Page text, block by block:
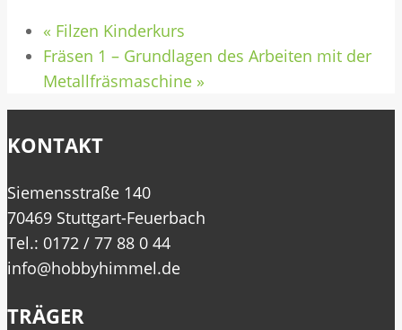
« Filzen Kinderkurs
Fräsen 1 – Grundlagen des Arbeiten mit der
Metallfräsmaschine »
KONTAKT
Siemensstraße 140
70469 Stuttgart-Feuerbach
Tel.: 0172 / 77 88 0 44
info@hobbyhimmel.de
TRÄGER